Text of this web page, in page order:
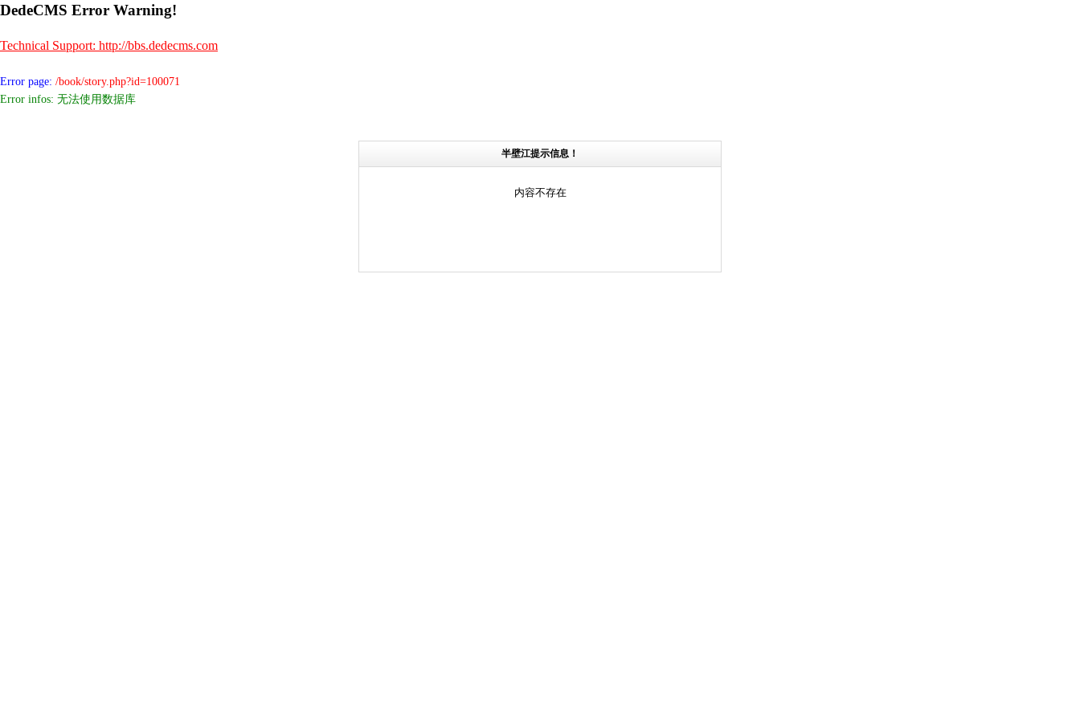
DedeCMS Error Warning!
Technical Support: http://bbs.dedecms.com
Error page: /book/story.php?id=100071
Error infos: 无法使用数据库
半壁江提示信息！
内容不存在